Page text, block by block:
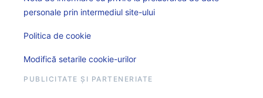
personale prin intermediul site-ului
Politica de cookie
Modifică setarile cookie-urilor
PUBLICITATE ȘI PARTENERIATE